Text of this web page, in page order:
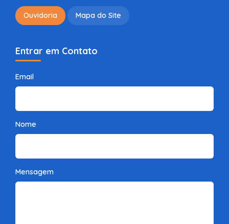
Ouvidoria Mapa do Site
Entrar em Contato
Email
Nome
Mensagem